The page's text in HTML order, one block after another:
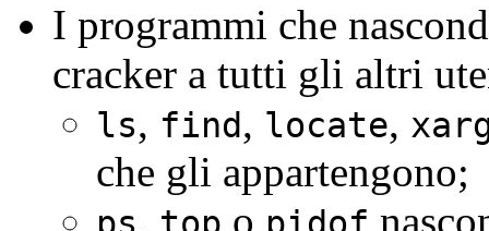
I programmi che
cracker a tutti gli altri
ls, find, locate,
che gli appartengono;
, o